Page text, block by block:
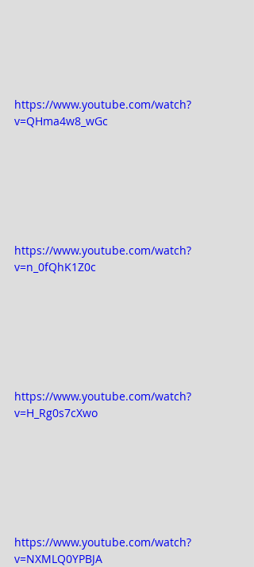
https://www.youtube.com/watch?
v=QHma4w8_wGc
https://www.youtube.com/watch?
v=n_0fQhK1Z0c
https://www.youtube.com/watch?
v=H_Rg0s7cXwo
https://www.youtube.com/watch?
v=NXMLQ0YPBJA